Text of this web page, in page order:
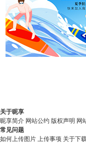
关于昵享
昵享简介 网站公约 版权声明 网
常见问题
如何上传图片 上传事项 关于下